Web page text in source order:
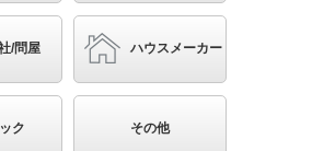
かんたん照度計算
球色） 軒下用ダウンライト・ポ
・浅型8H・高気密SB形・ビーム
LEDフラットランプ交換型・防湿
/問屋 ハウスメーカー
ク その他